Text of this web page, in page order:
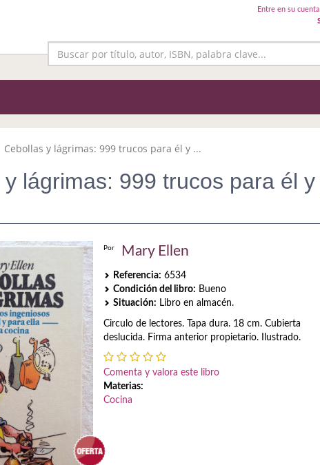
Entre en su
Cebollas y lágrimas: 999 trucos para él y ...
lágrimas: 999 trucos para él
Por Mary Ellen
Referencia: 6534
Condición del libro: Bueno
Situación: Libro en almacén.
Circulo de lectores. Tapa dura. 18 cm. Cubierta
deslucida. Firma anterior propietario. Ilustrado.
Comenta y valora este libro
Materias:
Cocina